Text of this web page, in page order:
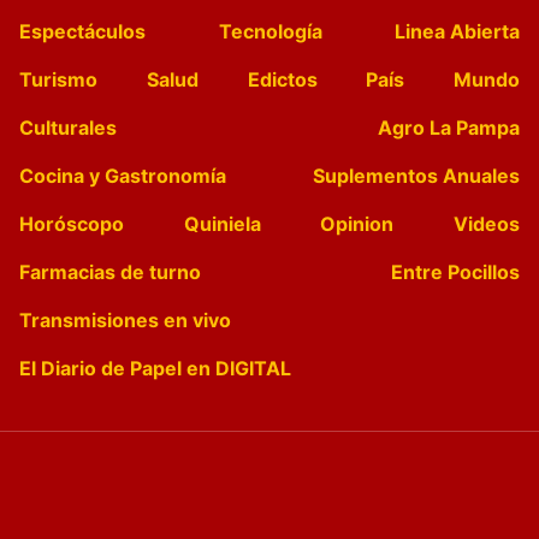
Espectáculos
Tecnología
Linea Abierta
Turismo
Salud Edictos País
Mundo
Culturales
Agro La Pampa
Cocina y Gastronomía
Suplementos Anuales
Horóscopo
Quiniela Opinion
Videos
Farmacias de turno
Entre Pocillos
Transmisiones en vivo
El Diario de Papel en DIGITAL